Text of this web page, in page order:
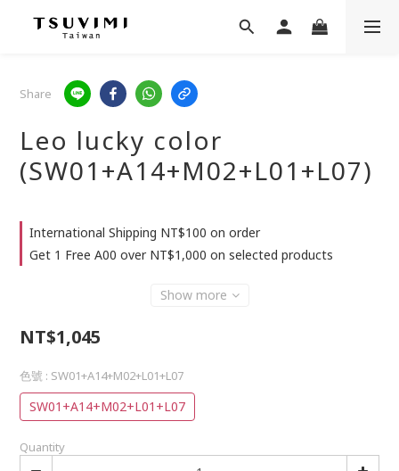
Share
Leo lucky color
(SW01+A14+M02+L01+L07)
International Shipping NT$100 on order
Get 1 Free A00 over NT$1,000 on selected products
Show more
NT$1,045
色號 : SW01+A14+M02+L01+L07
SW01+A14+M02+L01+L07
Quantity